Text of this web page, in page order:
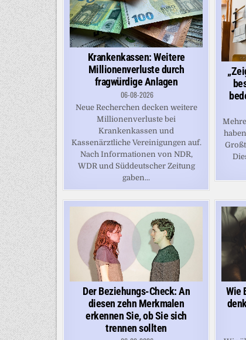
Krankenkassen: Weitere
Millionenverluste durch
fragwürdige Anlagen
06-08-2026
Neue Recherchen decken weitere
Millionenverluste bei
Krankenkassen und
Kassenärztliche Vereinigungen auf.
Nach Informationen von NDR,
WDR und Süddeutscher Zeitung
gaben...
Der Beziehungs-Check: An
diesen zehn Merkmalen
erkennen Sie, ob Sie sich
trennen sollten
Wie